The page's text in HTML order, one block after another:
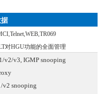
对HGU功能的全面管理
v2/v3, IGMP snooping
v2 snooping